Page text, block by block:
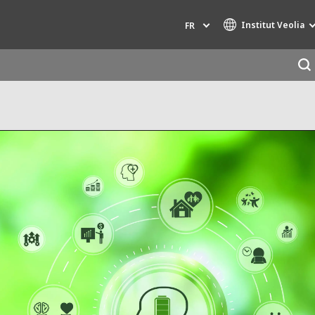
FR Institut Veolia
AIR QUALITY
INGÉNIERIE & CONSEIL
HAZARDOUS WASTE EUROPE
INDUSTRIES GLOBAL SOLUTIONS
NUCLEAR SOLUTIONS
OFIS
SEDE BENELUX
VEOLIA AGRICULTURE